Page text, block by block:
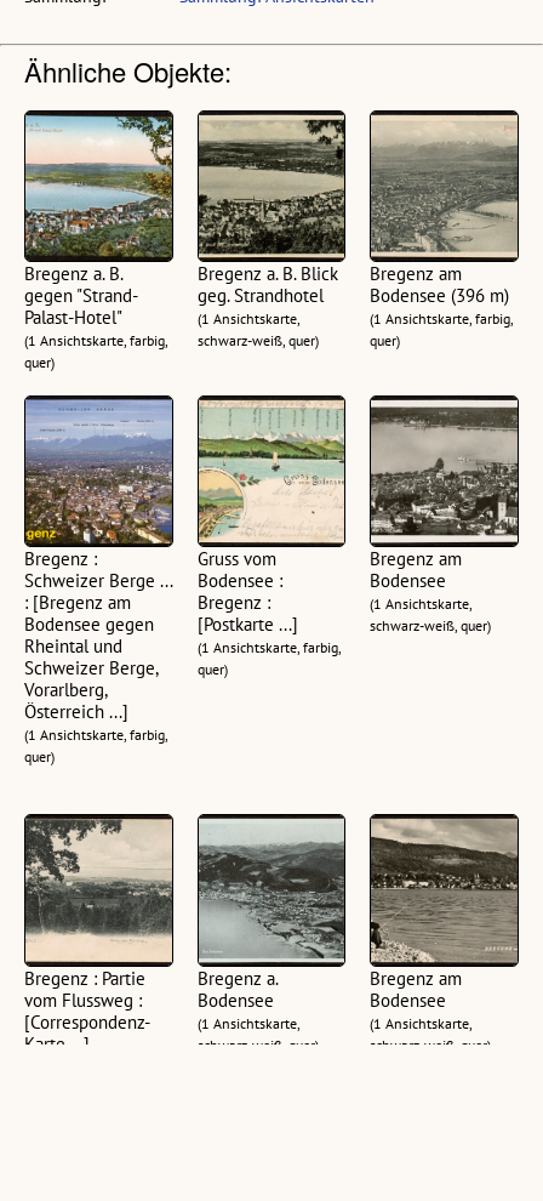
Ähnliche Objekte:
Bregenz a. B.
gegen "Strand-
Palast-Hotel"
(1 Ansichtskarte, farbig,
quer)
Bregenz a. B. Blick
geg. Strandhotel
(1 Ansichtskarte,
schwarz-weiß, quer)
Bregenz am
Bodensee (396 m)
(1 Ansichtskarte, farbig,
quer)
Bregenz :
Schweizer Berge ...
: [Bregenz am
Bodensee gegen
Rheintal und
Schweizer Berge,
Vorarlberg,
Österreich ...]
(1 Ansichtskarte, farbig,
quer)
Gruss vom
Bodensee :
Bregenz :
[Postkarte ...]
(1 Ansichtskarte, farbig,
quer)
Bregenz am
Bodensee
(1 Ansichtskarte,
schwarz-weiß, quer)
Bregenz : Partie
vom Flussweg :
[Correspondenz-
Karte ...]
Bregenz a.
Bodensee
(1 Ansichtskarte,
schwarz-weiß, quer)
Bregenz am
Bodensee
(1 Ansichtskarte,
schwarz-weiß, quer)